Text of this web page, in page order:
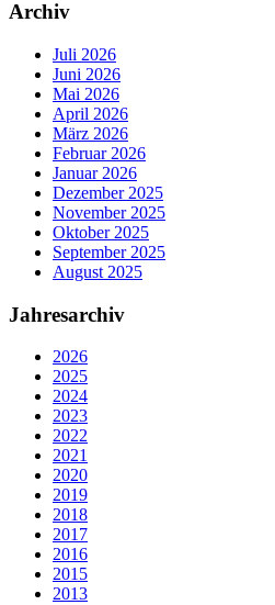
Archiv
Juli 2026
Juni 2026
Mai 2026
April 2026
März 2026
Februar 2026
Januar 2026
Dezember 2025
November 2025
Oktober 2025
September 2025
August 2025
Jahresarchiv
2026
2025
2024
2023
2022
2021
2020
2019
2018
2017
2016
2015
2013